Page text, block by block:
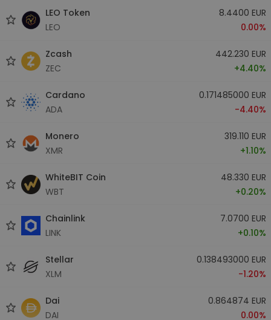
LEO Token
LEO
8.4400 EUR
0.00%
Zcash
ZEC
442.230 EUR
+4.40%
Cardano
ADA
0.171485000 EUR
-4.40%
Monero
XMR
319.110 EUR
+1.10%
WhiteBIT Coin
WBT
48.330 EUR
+0.20%
Chainlink
LINK
7.0700 EUR
+0.10%
Stellar
XLM
0.138493000 EUR
-1.20%
Dai
DAI
0.864874 EUR
0.00%